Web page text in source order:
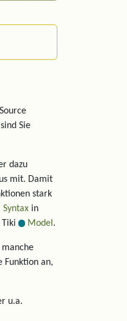
Sie
dazu
mit. Damit
stark
Syntax in
Model .
Funktion an,
u.a.